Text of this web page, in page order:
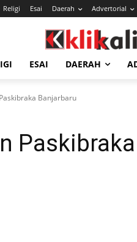
Religi Esai Daerah Advertorial
ESAI DAERAH
Banjarbaru
Paskibraka